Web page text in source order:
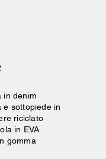
in denim
e sottopiede in
riciclato
in EVA
gomma